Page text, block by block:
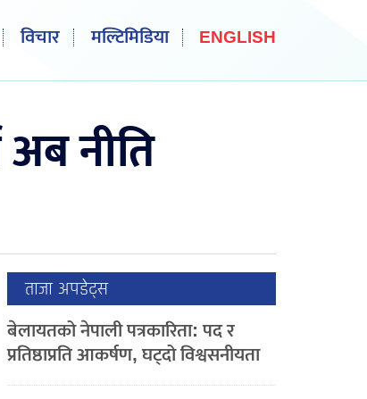
विचार मल्टिमिडिया ENGLISH
नीति
ताजा अपडेट्स
बेलायतको नेपाली पत्रकारिता: पद र
प्रतिष्ठाप्रति आकर्षण, घट्दो विश्वसनीयता